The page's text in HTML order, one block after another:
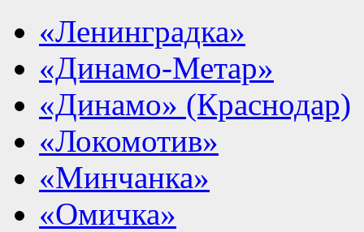
«Ленинградка»
«Динамо-Метар»
«Динамо» (Краснодар)
«Локомотив»
«Минчанка»
«Омичка»